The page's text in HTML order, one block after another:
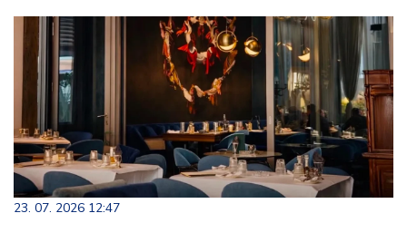
23. 07. 2026 12:47